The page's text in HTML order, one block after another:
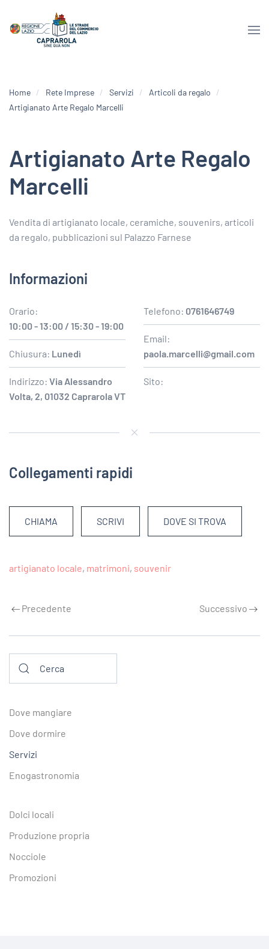
Home Rete Imprese Servizi
Articoli da regalo
Artigianato Arte Regalo Marcelli
Artigianato Arte Regalo
Marcelli
Vendita di artigianato locale, ceramiche, souvenirs, articoli
da regalo, pubblicazioni sul Palazzo Farnese
Informazioni
Orario:
10:00 - 13:00 / 15:30 - 19:00
Chiusura: Lunedì
Indirizzo: Via Alessandro
Volta, 2, 01032 Caprarola VT
Telefono: 0761646749
Email:
paola.marcelli@gmail.com
Sito:
Collegamenti rapidi
CHIAMA SCRIVI DOVE SI TROVA
artigianato locale, matrimoni, souvenir
Precedente Successivo
Dove mangiare
Dove dormire
Servizi
Enogastronomia
Dolci locali
Produzione propria
Nocciole
Promozioni